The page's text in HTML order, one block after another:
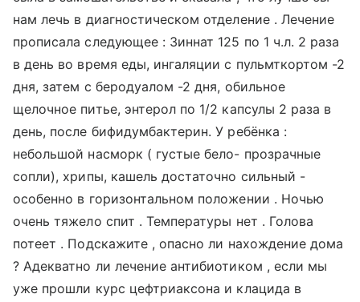
нам лечь в диагностическом отделение . Лечение
прописала следующее : Зиннат 125 по 1 ч.л. 2 раза
в день во время еды, ингаляции с пульмткортом -2
дня, затем с беродуалом -2 дня, обильное
щелочное питье, энтерол по 1/2 капсулы 2 раза в
день, после бифидумбактерин. У ребёнка :
небольшой насморк ( густые бело- прозрачные
сопли), хрипы, кашель достаточно сильный -
особенно в горизонтальном положении . Ночью
очень тяжело спит . Температуры нет . Голова
потеет . Подскажите , опасно ли нахождение дома
? Адекватно ли лечение антибиотиком , если мы
уже прошли курс цефтриаксона и клацида в